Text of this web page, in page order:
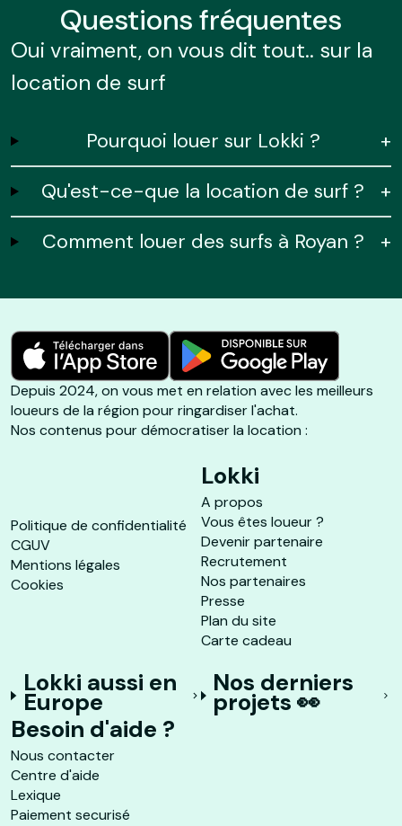
Questionsfréquentes
Oui vraiment, on vous dit tout.. sur la
location de surf
Pourquoi louer sur Lokki ?
+
Qu'est-ce-que la location de surf ?
+
Comment louer des surfs à Royan ?
+
Depuis 2024, on vous met en relation avec les meilleurs
loueurs de la région pour ringardiser l'achat.
Nos contenus pour démocratiser la location :
Politique de confidentialité
CGUV
Mentions légales
Cookies
Lokki
A propos
Vous êtes loueur ?
Devenir partenaire
Recrutement
Nos partenaires
Presse
Plan du site
Carte cadeau
Lokki aussi en
Europe
Nos derniers
projets 👀
Besoin d'aide ?
Nous contacter
Centre d'aide
Lexique
Paiement securisé